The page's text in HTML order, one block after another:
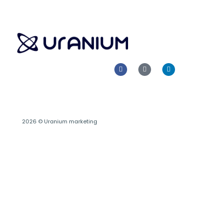
2026 © Uranium marketing